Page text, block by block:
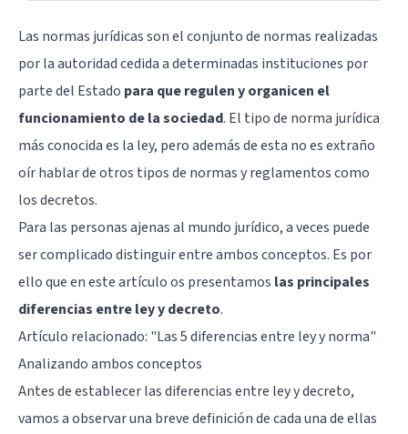
Las normas jurídicas son el conjunto de normas realizadas
por la autoridad cedida a determinadas instituciones por
parte del Estado para que regulen y organicen el
funcionamiento de la sociedad. El tipo de norma jurídica
más conocida es la ley, pero además de esta no es extraño
oír hablar de otros tipos de normas y reglamentos como
los decretos.
Para las personas ajenas al mundo jurídico, a veces puede
ser complicado distinguir entre ambos conceptos. Es por
ello que en este artículo os presentamos las principales
diferencias entre ley y decreto.
Artículo relacionado: "Las 5 diferencias entre ley y norma"
Analizando ambos conceptos
Antes de establecer las diferencias entre ley y decreto,
vamos a observar una breve definición de cada una de ellas